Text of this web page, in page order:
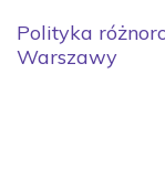
Polityka
Warszawy